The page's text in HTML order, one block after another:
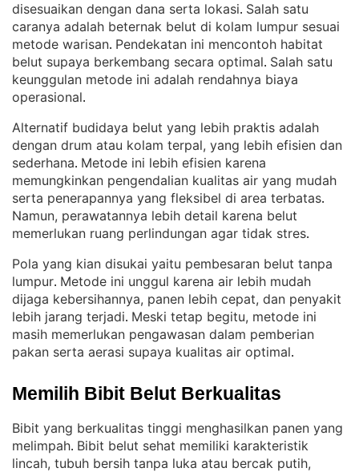
disesuaikan dengan dana serta lokasi. Salah satu
caranya adalah beternak belut di kolam lumpur sesuai
metode warisan. Pendekatan ini mencontoh habitat
belut supaya berkembang secara optimal. Salah satu
keunggulan metode ini adalah rendahnya biaya
operasional.
Alternatif budidaya belut yang lebih praktis adalah
dengan drum atau kolam terpal, yang lebih efisien dan
sederhana. Metode ini lebih efisien karena
memungkinkan pengendalian kualitas air yang mudah
serta penerapannya yang fleksibel di area terbatas
Namun, perawatannya lebih detail karena belut
memerlukan ruang perlindungan agar tidak stres.
Pola yang kian disukai yaitu pembesaran belut tanpa
lumpur. Metode ini unggul karena air lebih mudah
dijaga kebersihannya, panen lebih cepat, dan penyakit
lebih jarang terjadi. Meski tetap begitu, metode ini
masih memerlukan pengawasan dalam pemberian
pakan serta aerasi supaya kualitas air optimal.
Memilih Bibit Belut Berkualitas
Bibit yang berkualitas tinggi menghasilkan panen yang
melimpah. Bibit belut sehat memiliki karakteristik
lincah, tubuh bersih tanpa luka atau bercak putih,